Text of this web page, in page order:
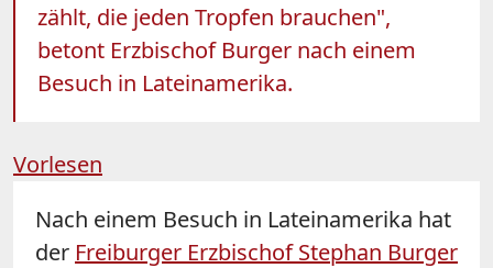
zählt, die jeden Tropfen brauchen",
betont Erzbischof Burger nach einem
Besuch in Lateinamerika.
Vorlesen
Nach einem Besuch in Lateinamerika hat
der Freiburger Erzbischof Stephan Burger